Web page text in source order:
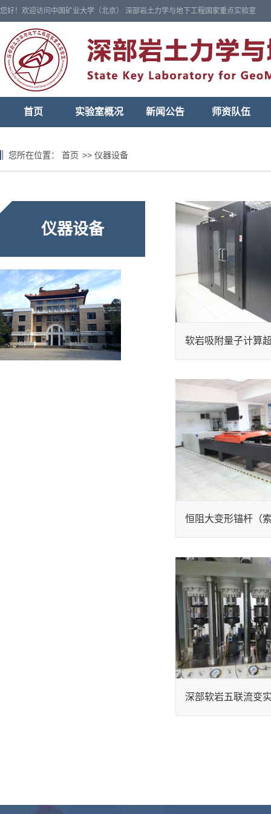
您好！欢迎访问中国矿业大学（北京） 深部岩土力学与地下工程国家重点实验室
首页 实验室概况 新闻公告 师资队伍
您所在位置： 首页 >> 仪器设备
仪器设备
软岩吸附量子计算
恒阻大变形锚杆（
深部软岩五联流变